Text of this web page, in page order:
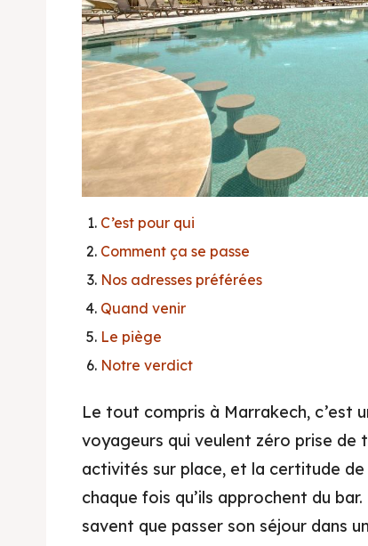
C’est pour qui
Comment ça se passe
Nos adresses préférées
Quand venir
Le piège
Notre verdict
Le tout compris à Marrakech, c’est
voyageurs qui veulent zéro prise de
activités sur place, et la certitude
chaque fois qu’ils approchent du
savent que passer son séjour dans